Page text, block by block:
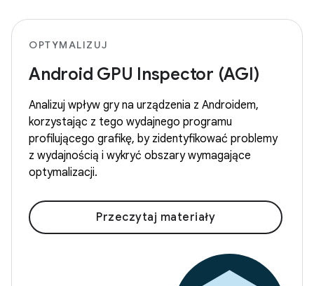
OPTYMALIZUJ
Android GPU Inspector (AGI)
Analizuj wpływ gry na urządzenia z Androidem,
korzystając z tego wydajnego programu
profilującego grafikę, by zidentyfikować problemy
z wydajnością i wykryć obszary wymagające
optymalizacji.
Przeczytaj materiały